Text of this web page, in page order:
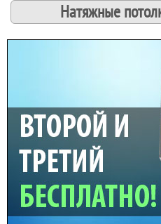
Натяжные